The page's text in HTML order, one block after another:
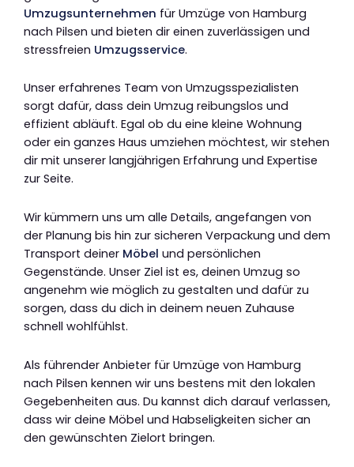
Umzugsunternehmen für Umzüge von Hamburg
nach Pilsen und bieten dir einen zuverlässigen und
stressfreien Umzugsservice.
Unser erfahrenes Team von Umzugsspezialisten
sorgt dafür, dass dein Umzug reibungslos und
effizient abläuft. Egal ob du eine kleine Wohnung
oder ein ganzes Haus umziehen möchtest, wir stehen
dir mit unserer langjährigen Erfahrung und Expertise
zur Seite.
Wir kümmern uns um alle Details, angefangen von
der Planung bis hin zur sicheren Verpackung und dem
Transport deiner Möbel und persönlichen
Gegenstände. Unser Ziel ist es, deinen Umzug so
angenehm wie möglich zu gestalten und dafür zu
sorgen, dass du dich in deinem neuen Zuhause
schnell wohlfühlst.
Als führender Anbieter für Umzüge von Hamburg
nach Pilsen kennen wir uns bestens mit den lokalen
Gegebenheiten aus. Du kannst dich darauf verlassen,
dass wir deine Möbel und Habseligkeiten sicher an
den gewünschten Zielort bringen.